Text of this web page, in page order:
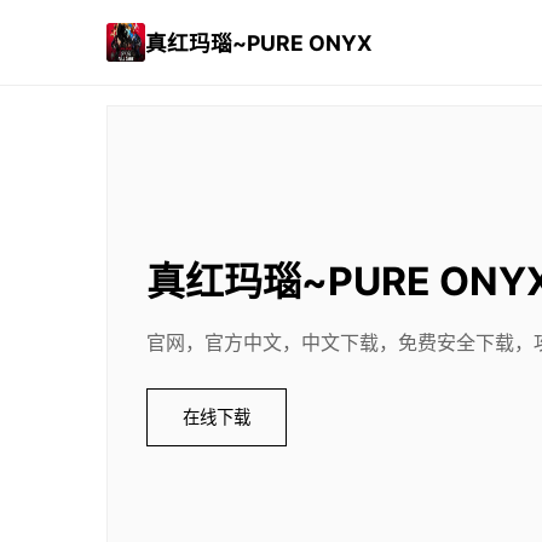
真红玛瑙~PURE ONYX
真红玛瑙~PURE
官网，官方中文，中文下载，免费安全下载，
在线下载